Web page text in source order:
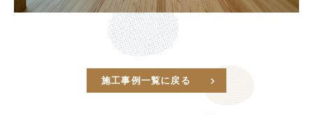
施工事例一覧に戻る